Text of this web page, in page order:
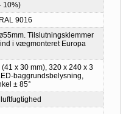
10%)
9016
Tilslutningsklemmer
i vægmonteret Europa
(41 x 30 mm), 320 x 240 x 3
baggrundsbelysning,
± 85°